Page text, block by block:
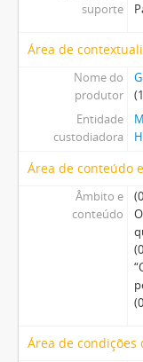
suporte
Área de
Nome do
produtor
Entidade
custodiadora
Área de conteúdo
Âmbito e
conteúdo
Área de condições